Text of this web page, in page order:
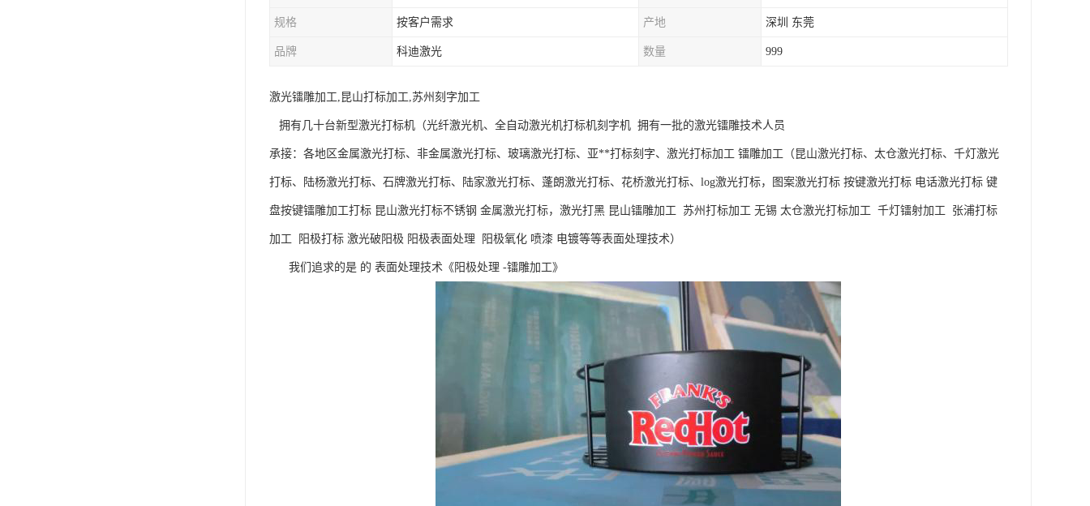
规格 按客户需求 产地 深圳 东莞
品牌 科迪激光 数量 999
激光镭雕加工,昆山打标加工,苏州刻字加工
拥有几十台新型激光打标机（光纤激光机、全自动激光机打标机刻字机 拥有一批的激光镭雕技术人员
承接：各地区金属激光打标、非金属激光打标、玻璃激光打标、亚**打标刻字、激光打标加工 镭雕加工（昆山激光打标、太仓激光打标、千灯激光
打标、陆杨激光打标、石牌激光打标、陆家激光打标、蓬朗激光打标、花桥激光打标、log激光打标，图案激光打标 按键激光打标 电话激光打标 键
盘按键镭雕加工打标 昆山激光打标不锈钢 金属激光打标，激光打黑 昆山镭雕加工 苏州打标加工 无锡 太仓激光打标加工 千灯镭射加工 张浦打标
加工 阳极打标 激光破阳极 阳极表面处理 阳极氧化 喷漆 电镀等等表面处理技术）
我们追求的是 的 表面处理技术《阳极处理 -镭雕加工》